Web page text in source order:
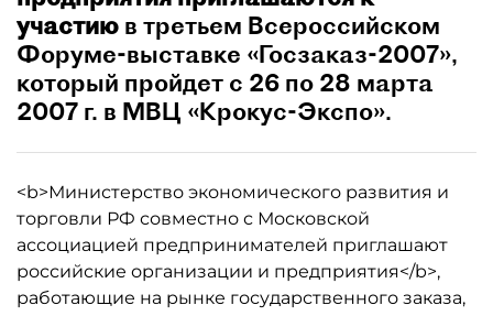
участию в третьем Всероссийском
Форуме-выставке «Госзаказ-2007»,
который пройдет с 26 по 28 марта
2007 г. в МВЦ «Крокус-Экспо».
<b>Министерство экономического развития и
торговли РФ совместно с Московской
ассоциацией предпринимателей приглашают
российские организации и предприятия</b>,
работающие на рынке государственного заказа,